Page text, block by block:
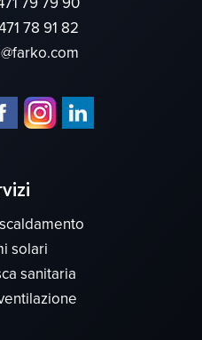
78 91 82
solari
sanitaria